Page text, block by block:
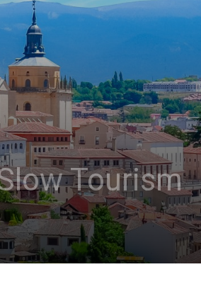
Tourism